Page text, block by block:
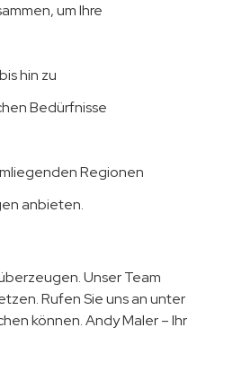
um Ihre
hin zu
Bedürfnisse
Regionen
anbieten.
Unser Team
Rufen Sie uns an unter
können. Andy Maler – Ihr